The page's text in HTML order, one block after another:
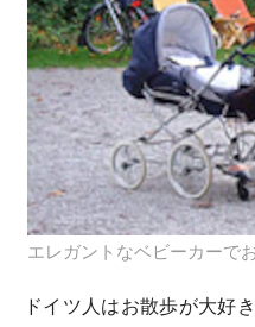
エレガントなベビーカーで
ドイツ人はお散歩が大好